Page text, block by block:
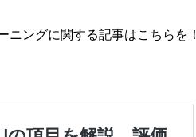
ニングに関する記事はこちらを！